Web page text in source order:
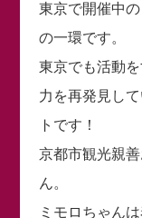
東京で開催中
の一環です。
東京でも活動
力を再発見し
トです！
京都市観光親
ん。
ミモロちゃん